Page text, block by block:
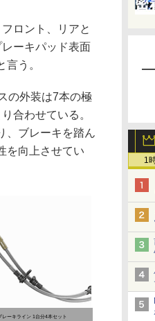
1
ロント、リアと
ーキパッド表面
う。
の外装は7本の極
合わせている。
、ブレーキを踏ん
を向上させてい
レーキライン 1台分4本セット